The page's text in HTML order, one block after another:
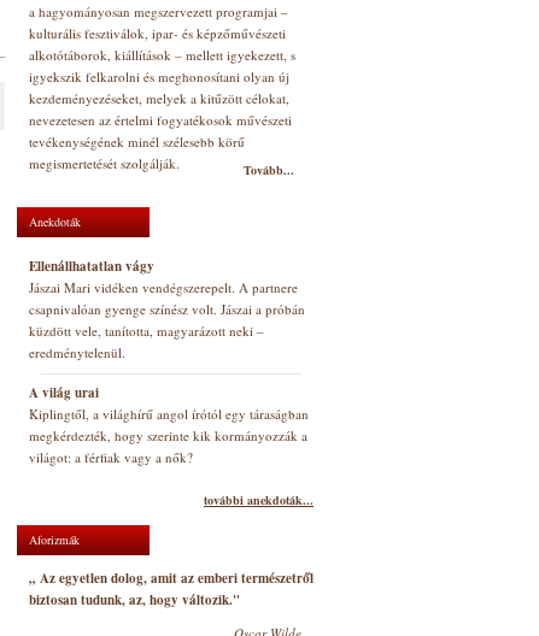
a hagyományosan megszervezett programjai –
kulturális fesztiválok, ipar- és képzőművészeti
alkotótáborok, kiállítások – mellett igyekezett, s
igyekszik felkarolni és meghonosítani olyan új
kezdeményezéseket, melyek a kitűzött célokat,
nevezetesen az értelmi fogyatékosok művészeti
tevékenységének minél szélesebb körű
megismertetését szolgálják.
Tovább...
Anekdoták
Ellenállhatatlan vágy
Jászai Mari vidéken vendégszerepelt. A partnere
csapnivalóan gyenge színész volt. Jászai a próbán
küzdött vele, tanította, magyarázott neki –
eredménytelenül.
A világ urai
Kiplingtől, a világhírű angol írótól egy táraságban
megkérdezték, hogy szerinte kik kormányozzák a
világot: a férfiak vagy a nők?
további anekdoták...
Aforizmák
„ Az egyetlen dolog, amit az emberi természetről
biztosan tudunk, az, hogy változik."